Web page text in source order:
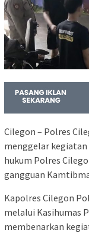
Cilegon – Polres
menggelar
hukum Polres
gangguan
Kapolres Cilegon
melalui Kasihumas
membenarkan